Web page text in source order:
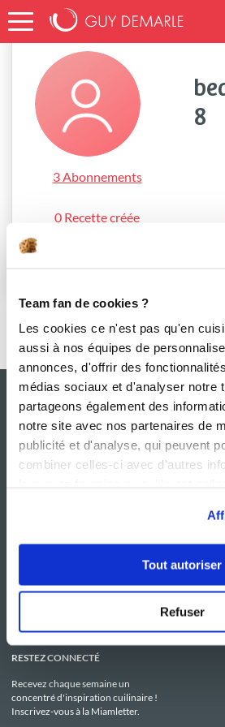
Team fan de cookies ?
Les cookies ce n'est pas qu'en
aussi à nos équipes de
annonces, d'offrir des
médias sociaux et d'analyser notre
partageons également des
notre site avec nos partenaires de
publicité et d'analyse, qui peuvent
combiner celles-ci avec d'autres
Tout autoriser
Refuser
Accueil beatriceb_7708
8
3 Abonnements
0 Recette créée
Le Mag'
Boutique
C.G.U
Politique
Utilisation
RESTEZ CONNECTÉ
Recevez chaque semaine un
concentré d'inspiration cuilinaire !
Inscrivez-vous à la Miamletter.